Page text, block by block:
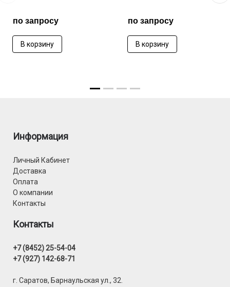
по запросу
В корзину
по запросу
В корзину
Информация
Личный Кабинет
Доставка
Оплата
О компании
Контакты
Контакты
+7 (8452) 25-54-04
+7 (927) 142-68-71
г. Саратов, Барнаульская ул., 32.